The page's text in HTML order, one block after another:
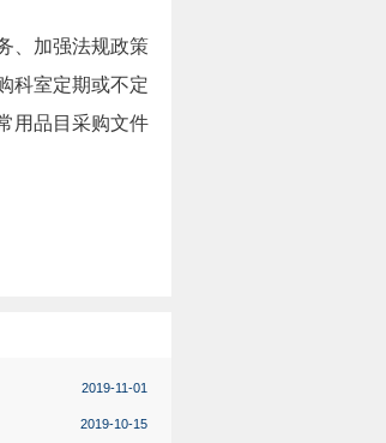
、加强法规政策
科室定期或不定
用品目采购文件
2019-11-01
2019-10-15